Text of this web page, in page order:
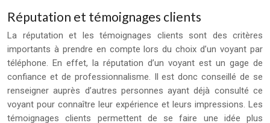
Réputation et témoignages clients
La réputation et les témoignages clients sont des critères
importants à prendre en compte lors du choix d’un voyant par
téléphone. En effet, la réputation d’un voyant est un gage de
confiance et de professionnalisme. Il est donc conseillé de se
renseigner auprès d’autres personnes ayant déjà consulté ce
voyant pour connaître leur expérience et leurs impressions. Les
témoignages clients permettent de se faire une idée plus